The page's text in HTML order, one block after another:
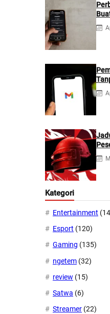
2026
Kategori
Entertainment
Esport (120)
Gaming (135)
ngetem (32)
review (15)
Satwa (6)
Streamer (22)